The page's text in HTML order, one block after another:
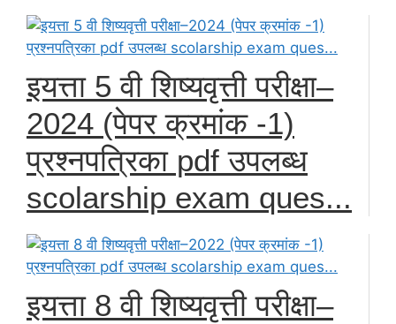
इयत्ता 5 वी शिष्यवृत्ती परीक्षा–
2024 (पेपर क्रमांक -1)
प्रश्नपत्रिका pdf उपलब्ध
scolarship exam ques...
इयत्ता 8 वी शिष्यवृत्ती परीक्षा–